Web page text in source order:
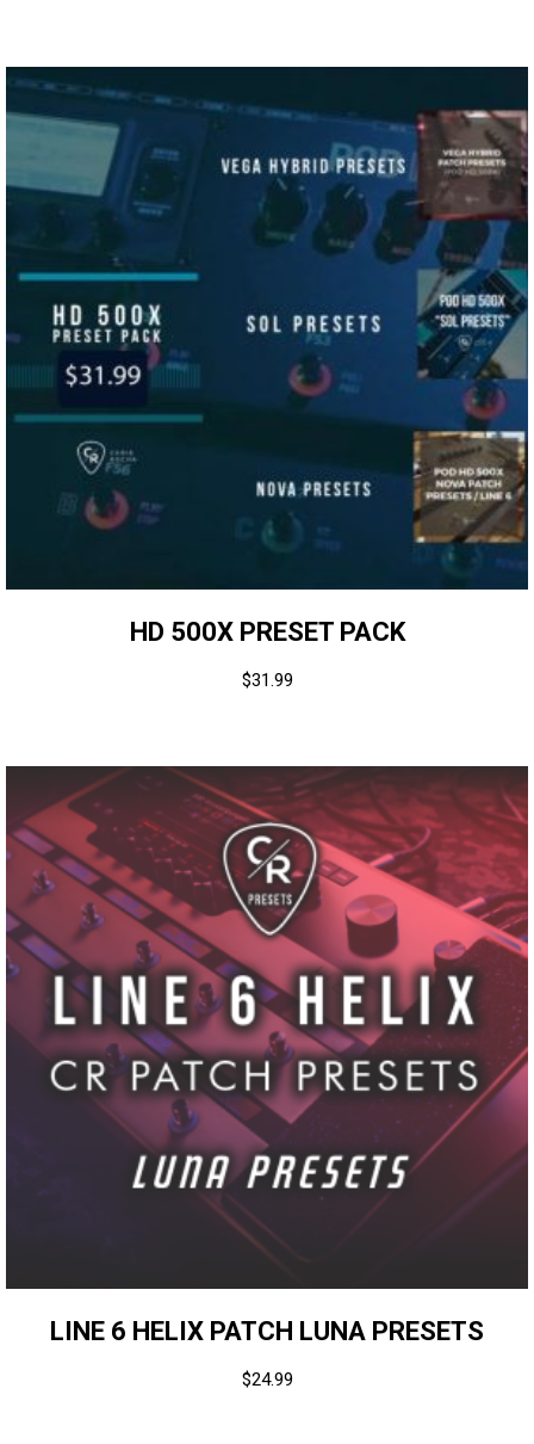
HD 500X PRESET PACK
$31.99
LINE 6 HELIX PATCH LUNA PRESETS
$24.99